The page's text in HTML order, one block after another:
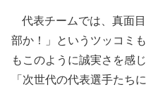
代表チームでは、真面
部か！」というツッコミ
もこのように誠実さを感
「次世代の代表選手たち